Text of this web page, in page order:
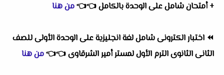
+ أمتحان شامل على الوحدة بالكامل👈
👈من هنا
⏪ اختبار الكترونى شامل لغة انجليزية على الوحدة الأولى للصف
الثانى الثانوى الترم الأول لمستر أمير الشرقاوى👈
👈من هنا